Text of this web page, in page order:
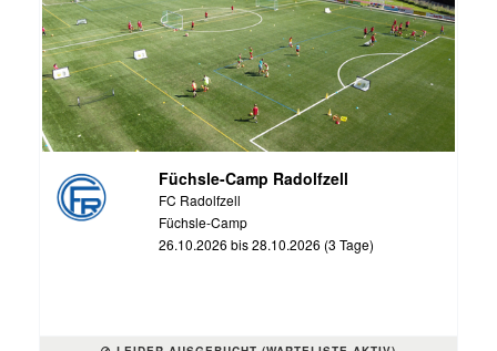
Füchsle-Camp Radolfzell
FC Radolfzell
Füchsle-Camp
26.10.2026 bis 28.10.2026 (3 Tage)